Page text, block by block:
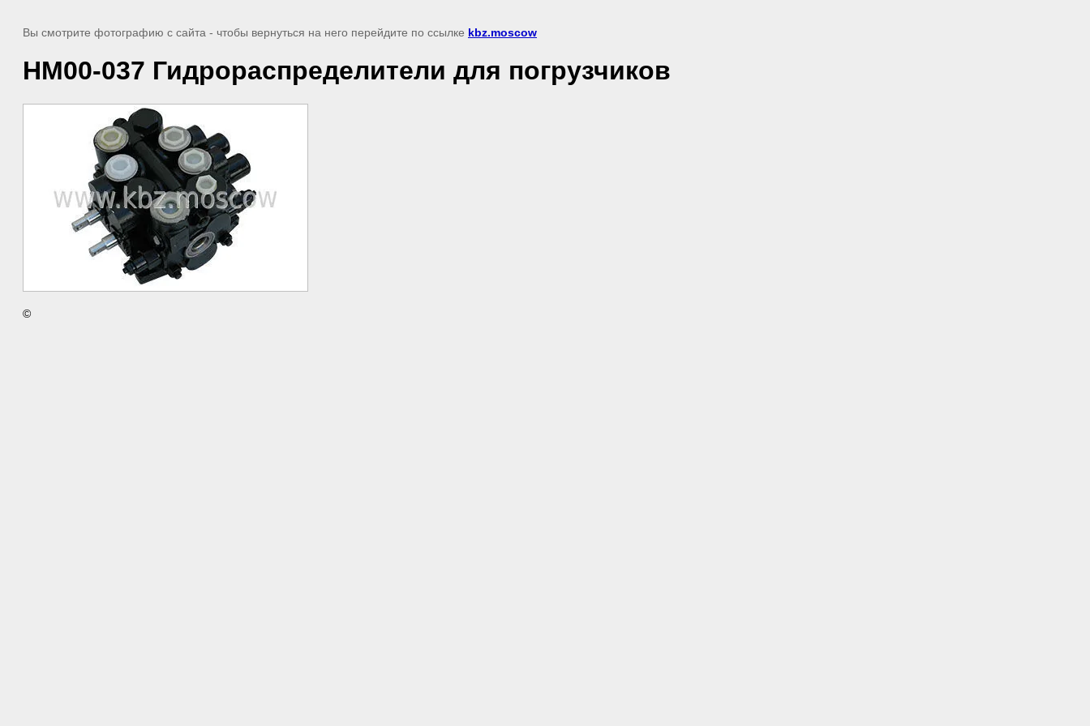
Вы смотрите фотографию с сайта - чтобы вернуться на него перейдите по ссылке kbz.moscow
HM00-037 Гидрораспределители для погрузчиков
©